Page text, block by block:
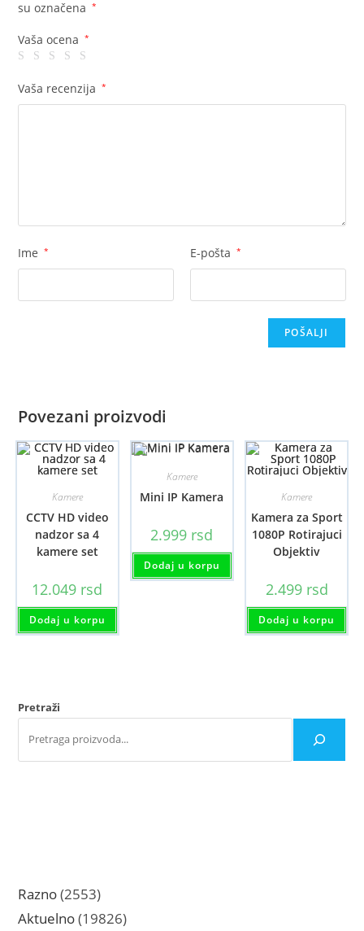
su označena *
Vaša ocena *
Vaša recenzija *
Ime * E-pošta *
Povezani proizvodi
Kamere
CCTV HD video
nadzor sa 4
kamere set
12.049 rsd
Dodaj u korpu
Kamere
Mini IP Kamera
2.999 rsd
Dodaj u korpu
Kamere
Kamera za Sport
1080P Rotirajuci
Objektiv
2.499 rsd
Dodaj u korpu
Pretraži
Razno 25532553
proizvoda
Aktuelno 1982619826